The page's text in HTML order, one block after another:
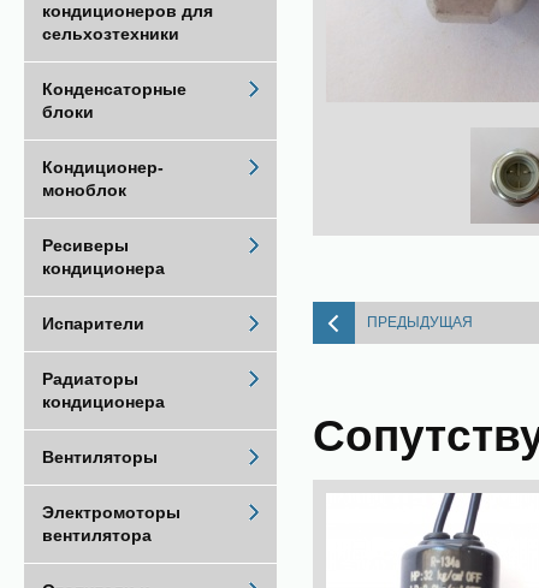
ПРЕДЫДУЩАЯ
кондиционеров для
сельхозтехники
Конденсаторные
блоки
Кондиционер-
моноблок
Ресиверы
кондиционера
Испарители
Радиаторы
кондиционера
Вентиляторы
Электромоторы
вентилятора